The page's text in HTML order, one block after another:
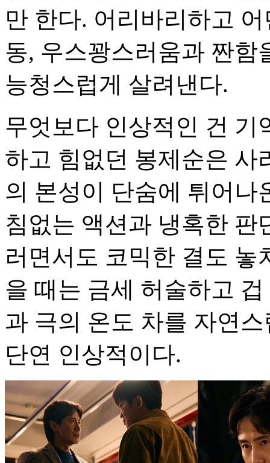
만 한다. 어리바리하고
동, 우스꽝스러움과 짠함
능청스럽게 살려낸다.
무엇보다 인상적인 건 기
하고 힘없던 봉제순은 사
의 본성이 단숨에 튀어나
침없는 액션과 냉혹한 판
러면서도 코믹한 결도 놓
을 때는 금세 허술하고
과 극의 온도 차를 자연
단연 인상적이다.